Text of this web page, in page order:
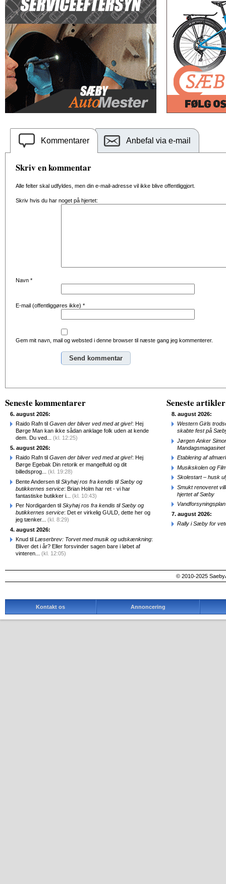
Kommentarer Anbefal via e-mail
Skriv en kommentar
Alle felter skal udfyldes, men din e-mail-adresse vil ikke blive offentliggjort.
Skriv hvis du har noget på hjertet:
Navn *
E-mail (offentliggøres ikke) *
Gem mit navn, mail og websted i denne browser til næste gang jeg kommenterer.
Seneste kommentarer
6. august 2026:
Raido Rafn til Gaven der bliver ved med at give!: Hej
Børge Man kan ikke sådan anklage folk uden at kende
dem. Du ved... (kl. 12:25)
5. august 2026:
Raido Rafn til Gaven der bliver ved med at give!: Hej
Børge Egebak Din retorik er mangelfuld og dit
billedsprog... (kl. 19:28)
Bente Andersen til Skyhøj ros fra kendis til Sæby og
butikkernes service: Brian Holm har ret - vi har
fantastiske butikker i... (kl. 10:43)
Per Nordigarden til Skyhøj ros fra kendis til Sæby og
butikkernes service: Det er virkelig GULD, dette her og
jeg tænker... (kl. 8:29)
4. august 2026:
Knud til Læserbrev: Torvet med musik og udskænkning:
Bliver det i år? Eller forsvinder sagen bare i løbet af
vinteren... (kl. 12:05)
Seneste artikler
8. august 2026:
Western Girls
skabte fest på
Jørgen Anker
Mandagsmagasinet
Etablering af
Musikskolen og
Skolestart – husk
Smukt renoveret
hjertet af Sæby
7. august 2026:
Rally i Sæby for
© 2010-2025
Kontakt os Annoncering